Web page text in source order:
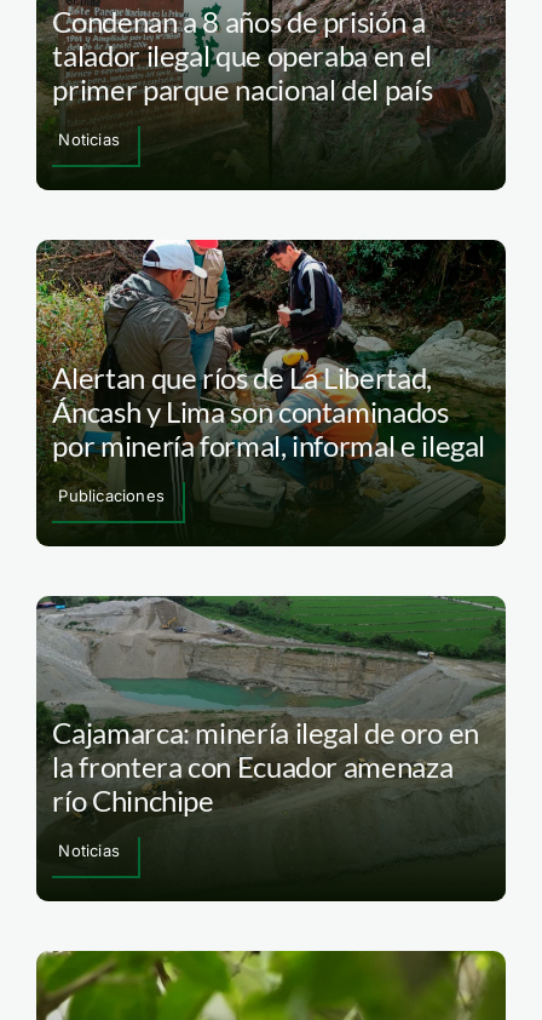
Condenan a 8 años de prisión a
talador ilegal que operaba en el
primer parque nacional del país
Noticias
Alertan que ríos de La Libertad,
Áncash y Lima son contaminados
por minería formal, informal e ilegal
Publicaciones
Cajamarca: minería ilegal de oro en
la frontera con Ecuador amenaza
río Chinchipe
Noticias